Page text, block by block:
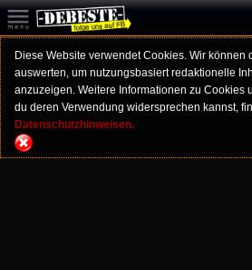
Diese Website verwendet Cookies. Wir können
auswerten, um nutzungsbasiert redaktionelle
anzuzeigen. Weitere Informationen zu Cookies
du deren Verwendung widersprechen kannst,
Datenschutzhinweisen.